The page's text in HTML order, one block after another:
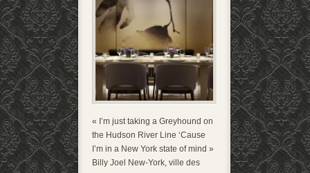
« I’m just taking a Greyhound on
the Hudson River Line ‘Cause
I’m in a New York state of mind »
Billy Joel New-York, ville des